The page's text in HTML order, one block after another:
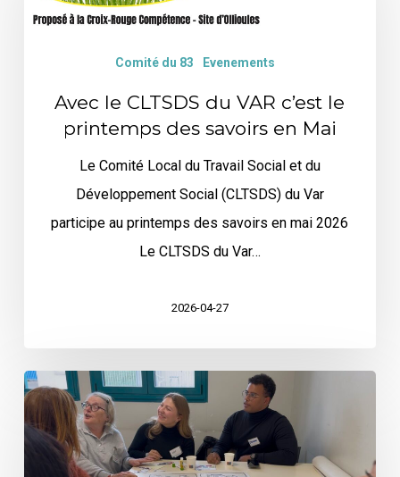
du
VAR
le
des
savoirs
en
Mai
Comité du 83 Evenements
Avec le CLTSDS du VAR c’est le
printemps des savoirs en Mai
Le Comité Local du Travail Social et du
Développement Social (CLTSDS) du Var
participe au printemps des savoirs en mai 2026
Le CLTSDS du Var…
2026-04-27
Invitation,
le
29